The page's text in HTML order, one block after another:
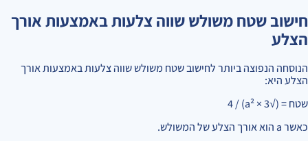
חישוב שטח משולש שווה צלעות באמצעות אורך
הצלע
הנוסחה הנפוצה ביותר לחישוב שטח משולש שווה צלעות באמצעות אורך
הצלע היא:
שטח = (√3 × a²) / 4
כאשר a הוא אורך הצלע של המשולש.